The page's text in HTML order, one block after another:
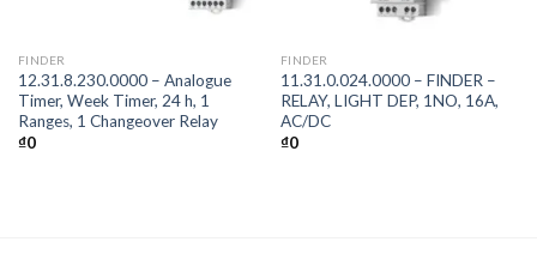
FINDER
12.31.8.230.0000 – Analogue
Timer, Week Timer, 24 h, 1
Ranges, 1 Changeover Relay
₫0
FINDER
11.31.0.024.0000 – FINDER –
RELAY, LIGHT DEP, 1NO, 16A,
AC/DC
₫0